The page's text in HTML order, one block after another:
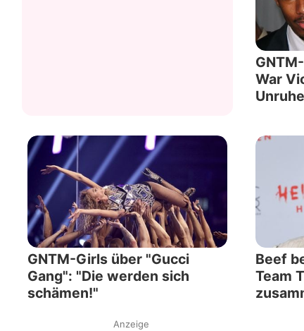
War
GNTM-Girls über "Gucci
Gang": "Die werden sich
schämen!"
Beef
Team
Anzeige